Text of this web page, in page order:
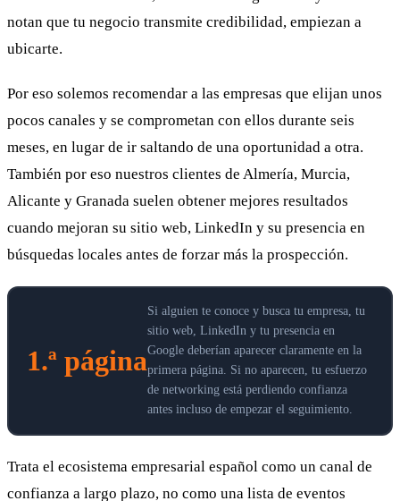
notan que tu negocio transmite credibilidad, empiezan a
ubicarte.
Por eso solemos recomendar a las empresas que elijan unos
pocos canales y se comprometan con ellos durante seis
meses, en lugar de ir saltando de una oportunidad a otra.
También por eso nuestros clientes de Almería, Murcia,
Alicante y Granada suelen obtener mejores resultados
cuando mejoran su sitio web, LinkedIn y su presencia en
búsquedas locales antes de forzar más la prospección.
1.ª página
Si alguien te conoce y busca tu empresa, tu
sitio web, LinkedIn y tu presencia en
Google deberían aparecer claramente en la
primera página. Si no aparecen, tu esfuerzo
de networking está perdiendo confianza
antes incluso de empezar el seguimiento.
Trata el ecosistema empresarial español como un canal de
confianza a largo plazo, no como una lista de eventos